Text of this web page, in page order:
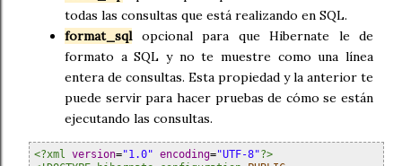
todas las consultas que está realizando en SQL.
format_sqlopcional para que Hibernate le de
formato a SQL y no te muestre como una línea
entera de consultas. Esta propiedad y la anterior te
puede servir para hacer pruebas de cómo se están
ejecutando las consultas.
<?xml version="1.0" encoding="UTF-8"?>